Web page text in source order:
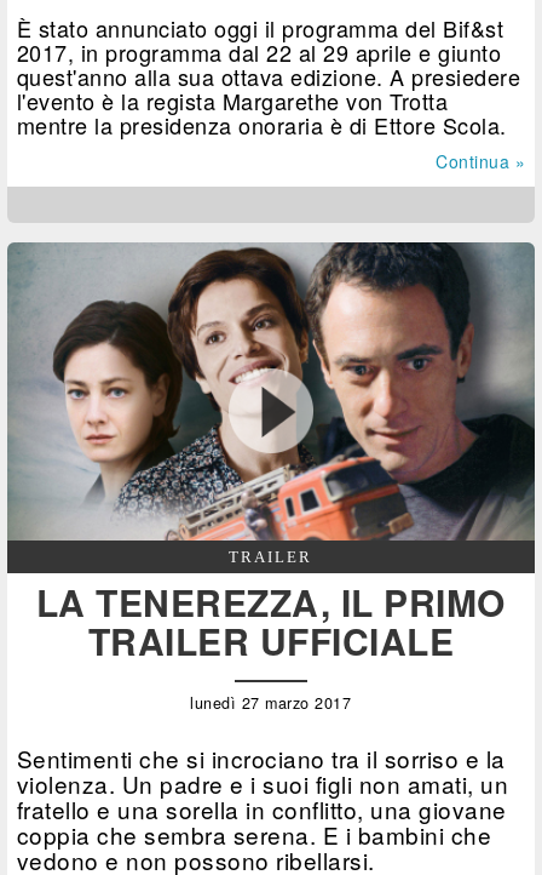
È stato annunciato oggi il programma del Bif&st
2017, in programma dal 22 al 29 aprile e giunto
quest'anno alla sua ottava edizione. A presiedere
l'evento è la regista Margarethe von Trotta
mentre la presidenza onoraria è di Ettore Scola.
Continua »
TRAILER
LA TENEREZZA, IL PRIMO
TRAILER UFFICIALE
lunedì 27 marzo 2017
Sentimenti che si incrociano tra il sorriso e la
violenza. Un padre e i suoi figli non amati, un
fratello e una sorella in conflitto, una giovane
coppia che sembra serena. E i bambini che
vedono e non possono ribellarsi.